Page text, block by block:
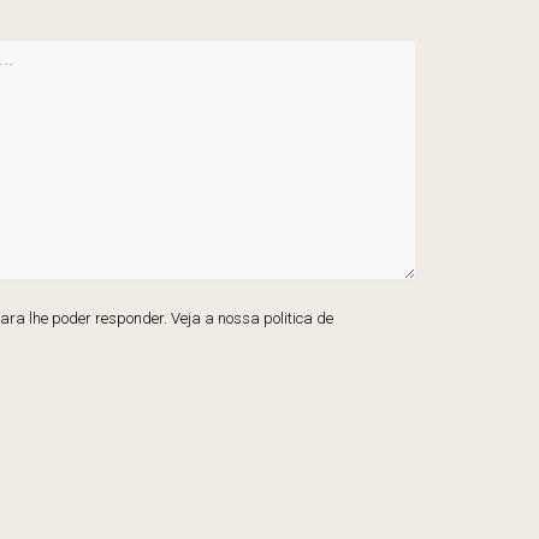
lhe poder responder. Veja a nossa politica de